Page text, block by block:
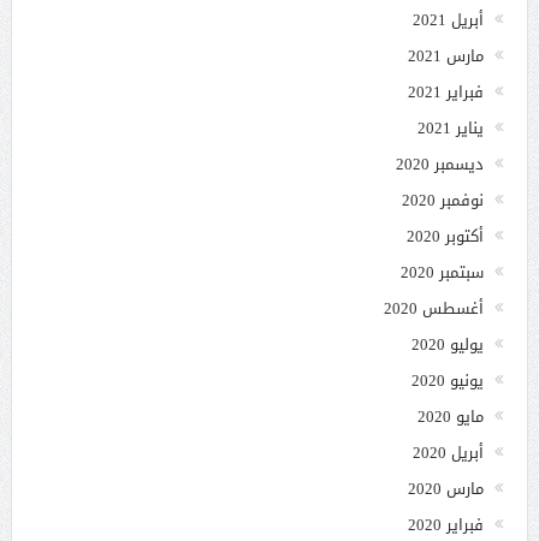
أبريل 2021
مارس 2021
فبراير 2021
يناير 2021
ديسمبر 2020
نوفمبر 2020
أكتوبر 2020
سبتمبر 2020
أغسطس 2020
يوليو 2020
يونيو 2020
مايو 2020
أبريل 2020
مارس 2020
فبراير 2020